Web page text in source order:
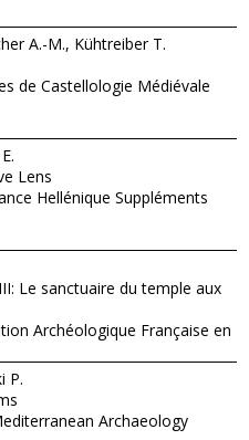
A.-M., Kühtreiber T.
de Castellologie Médiévale
Lens
Hellénique Suppléments
Le sanctuaire du temple aux
Archéologique Française en
P.
Archaeology